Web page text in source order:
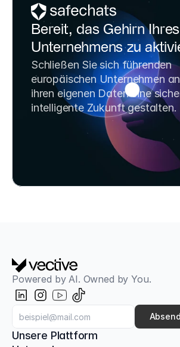
Bereit, das Gehirn Ihres
Unternehmens zu
Schließen Sie sich führenden
europäischen Unternehmen
ihren eigenen Daten eine
intelligente Zukunft gestalten.
Strategiegespräch buchen
SafeChats kostenlos testen
Powered by AI. Owned by You.
Unsere Plattform